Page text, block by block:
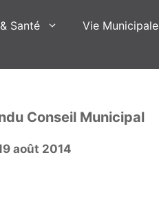
Santé Vie Municipale
Conseil Municipal
août 2014